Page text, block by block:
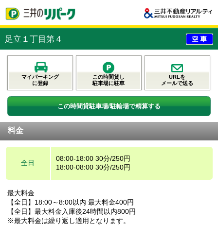
足立１丁目第４
マイパーキング
に登録
この時間貸し
駐車場に駐車
URLを
メールで送る
この時間貸駐車場/駐輪場で精算する
料金
全日
08:00-18:00 30分/250円
18:00-08:00 30分/250円
最大料金
【全日】18:00～8:00以内 最大料金400円
【全日】最大料金入庫後24時間以内800円
※最大料金は繰り返し適用となります。